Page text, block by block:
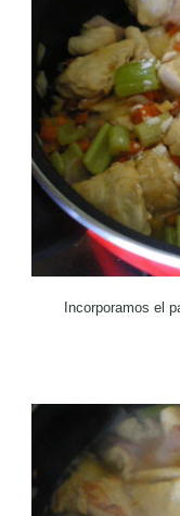
Incorporamos el